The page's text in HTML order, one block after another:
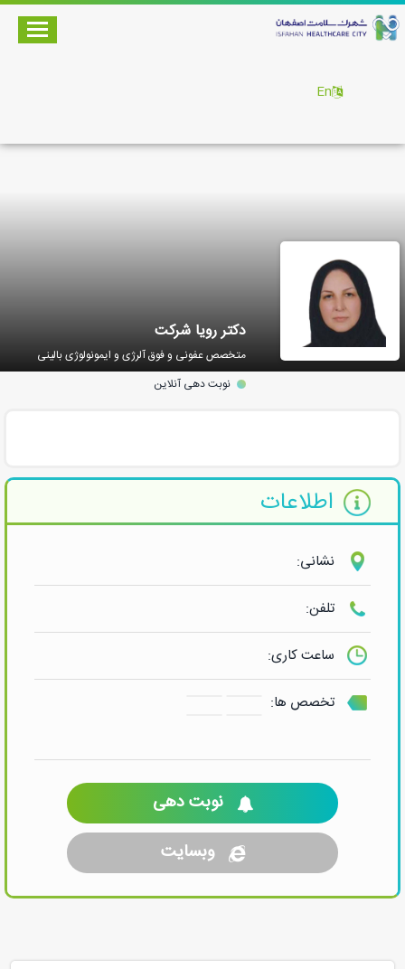
En
دکتر رویا شرکت
متخصص عفونی و فوق آلرژی و ایمونولوژی بالینی
نوبت دهی آنلاین
اطلاعات
نشانی:
تلفن:
ساعت کاری:
تخصص ها:
نوبت دهی
وبسایت